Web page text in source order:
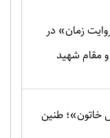
زمان» در
مقام شهید
طنین